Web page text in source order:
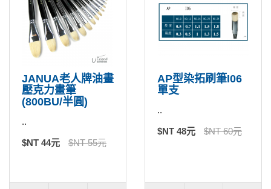
JANUA老人牌油畫
壓克力畫筆
(800BU/半圓)
..
$NT 44元 $NT 55元
AP型染拓刷筆I06
單支
..
$NT 48元 $NT 60元